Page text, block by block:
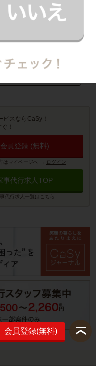
ス詳細
ビスならCaSy！
！
会員登録 (無料)
はマイページへ → ログイン
事代行求人TOP
代行求人一覧は こちら
会員登録(無料)